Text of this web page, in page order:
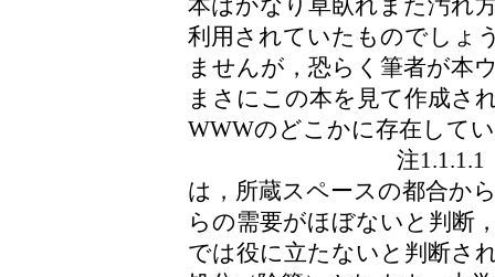
本はかなり草臥れまた汚れ
利用されていたものでしょ
ませんが，恐らく筆者が本
まさにこの本を見て作成さ
WWWのどこかに存在して
注1.1.1.1：国立国
は，所蔵スペースの都合か
らの需要がほぼないと判断
では役に立たないと判断さ